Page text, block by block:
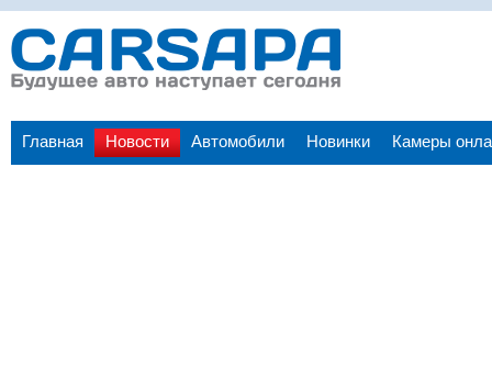
Главная Новости Автомобили Новинки Камеры